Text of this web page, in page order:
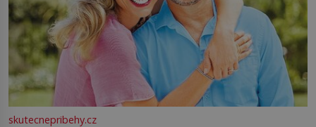
skutecnepribehy.cz